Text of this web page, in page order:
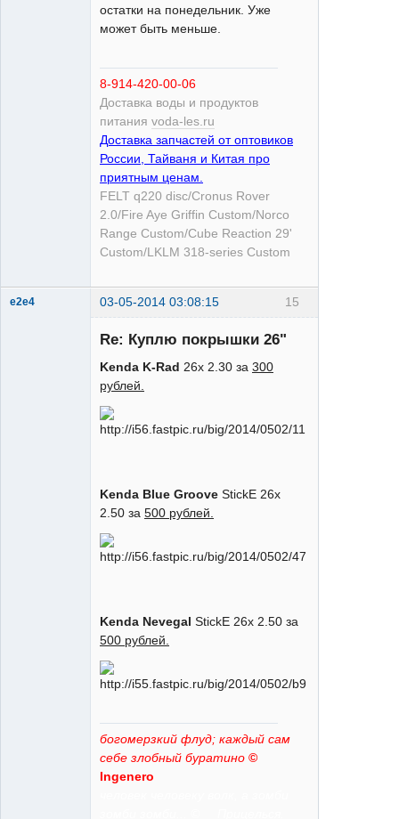
остатки на понедельник. Уже
может быть меньше.
8-914-420-00-06
Доставка воды и продуктов
питания voda-les.ru
Доставка запчастей от оптовиков
России, Тайваня и Китая про
приятным ценам.
FELT q220 disc/Cronus Rover
2.0/Fire Aye Griffin Custom/Norco
Range Custom/Cube Reaction 29'
Custom/LKLM 318-series Custom
15
е2е4 03-05-2014 03:08:15
Re: Куплю покрышки 26"
Kenda K-Rad 26х 2.30 за 300
рублей.
Kenda Blue Groove StickE 26x
2.50 за 500 рублей.
Kenda Nevegal StickE 26x 2.50 за
500 рублей.
богомерзкий флуд; каждый сам
себе злобный буратино ©
Ingenero